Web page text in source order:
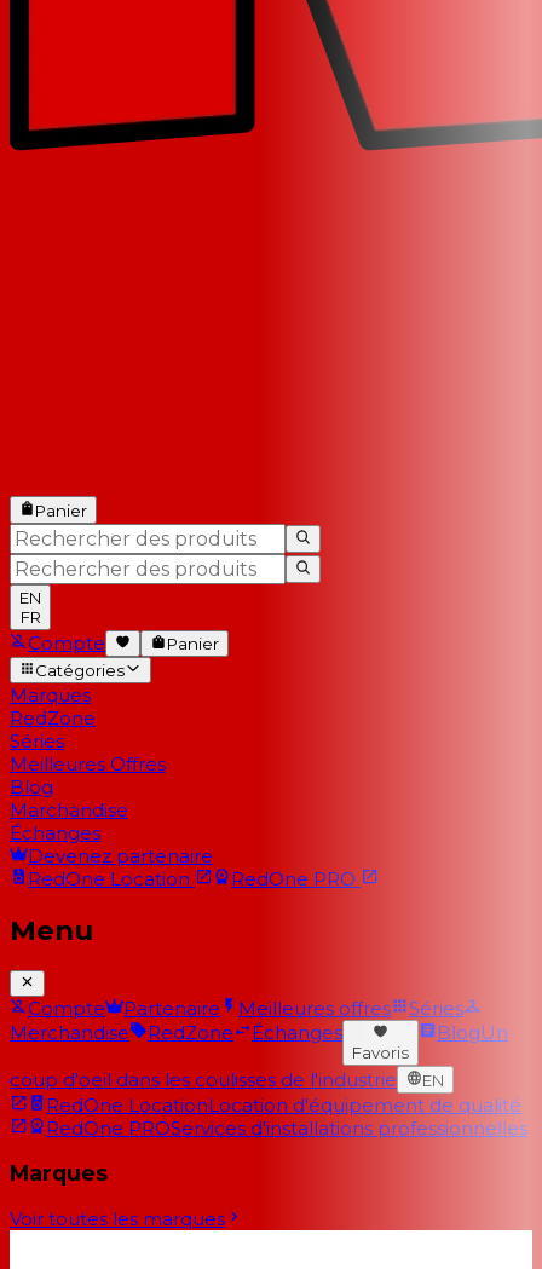
Panier
EN
FR
Compte
Panier
Catégories
Marques
RedZone
Séries
Meilleures Offres
Blog
Marchandise
Échanges
Devenez partenaire
RedOne Location RedOne PRO
Menu
Compte Partenaire Meilleures offres
Séries
Merchandise
RedZone Échanges
Favoris
BlogUn
coup d'oeil dans les coulisses de l'industrie EN
RedOne LocationLocation d'équipement de qualité
RedOne PROServices d'installations professionnelles
Marques
Voir toutes les marques